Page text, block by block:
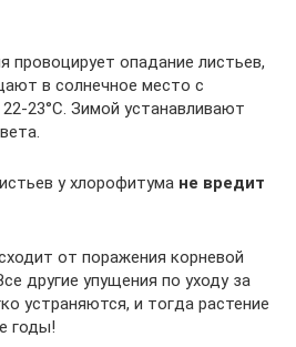
провоцирует опадание листьев,
в солнечное место с
23°C. Зимой устанавливают
у хлорофитума не вредит
от поражения корневой
другие упущения по уходу за
устраняются, и тогда растение
годы!